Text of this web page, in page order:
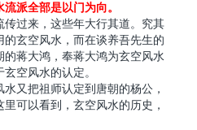
派全部是以门为向。
传过来，这些年大行其道。究其
玄空风水，而在谈养吾先生的
蒋大鸿，奉蒋大鸿为玄空风水
空风水的认定。
又把祖师认定到唐朝的杨公，
可以看到，玄空风水的历史，